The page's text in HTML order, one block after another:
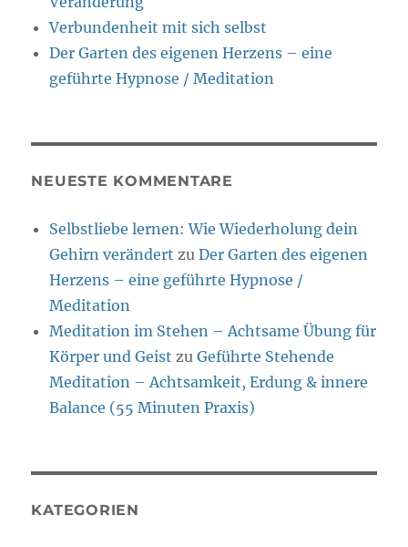
Verbundenheit mit sich selbst
Der Garten des eigenen Herzens – eine
geführte Hypnose / Meditation
NEUESTE KOMMENTARE
Selbstliebe lernen: Wie Wiederholung dein
Gehirn verändert zuDer Garten des eigenen
Herzens – eine geführte Hypnose /
Meditation
Meditation im Stehen – Achtsame Übung für
Körper und Geist zuGeführte Stehende
Meditation – Achtsamkeit, Erdung & innere
Balance (55 Minuten Praxis)
KATEGORIEN